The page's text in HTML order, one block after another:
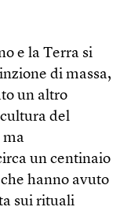
e la Terra si
di massa,
un altro
del
ma
un centinaio
hanno avuto
sui rituali